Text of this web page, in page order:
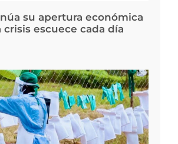
su apertura económica
crisis escuece cada día